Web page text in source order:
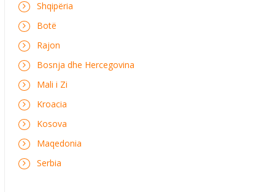
Shqipëria
Botë
Rajon
Bosnja dhe Hercegovina
Mali i Zi
Kroacia
Kosova
Maqedonia
Serbia